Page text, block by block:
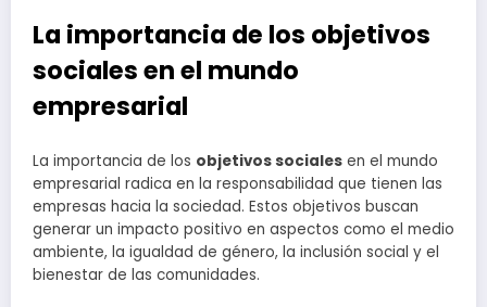
La importancia de los objetivos
sociales en el mundo
empresarial
La importancia de los objetivos sociales en el mundo
empresarial radica en la responsabilidad que tienen las
empresas hacia la sociedad. Estos objetivos buscan
generar un impacto positivo en aspectos como el medio
ambiente, la igualdad de género, la inclusión social y el
bienestar de las comunidades.